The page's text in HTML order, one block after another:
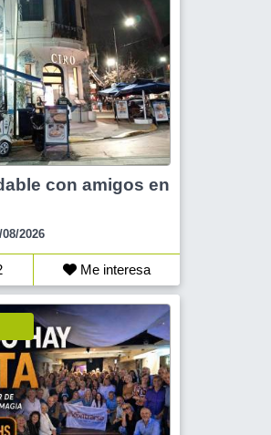
con amigos en
2026
Me interesa